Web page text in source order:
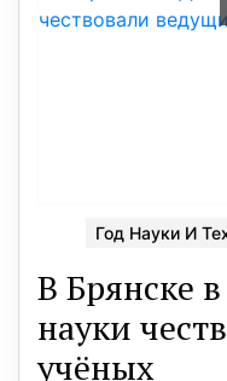
Год Науки И
В Брянске
науки
учёных